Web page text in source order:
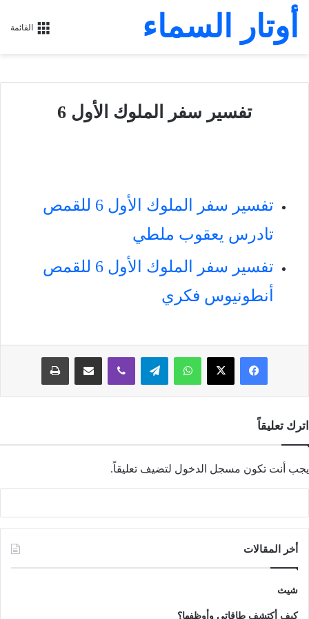
القائمة أوتار السماء
تفسير سفر الملوك الأول 6
تفسير سفر الملوك الأول 6 للقمص
تادرس يعقوب ملطي
تفسير سفر الملوك الأول 6 للقمص
أنطونيوس فكري
فيسبوك‫X واتسابتيلقرامڤايبر مشاركة عبر البريد طباعة
اترك تعليقاً
يجب أنت تكون مسجل الدخول لتضيف تعليقاً.
أخر المقالات
شيث
كيف أكتشف طاقاتي وأوظفها؟